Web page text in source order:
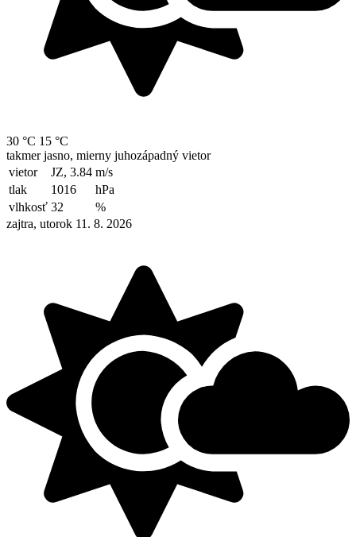
30 °C 15 °C
takmer jasno, mierny juhozápadný vietor
vietor
JZ, 3.84 m/s
tlak
1016
hPa
vlhkosť 32
%
zajtra, utorok 11. 8. 2026